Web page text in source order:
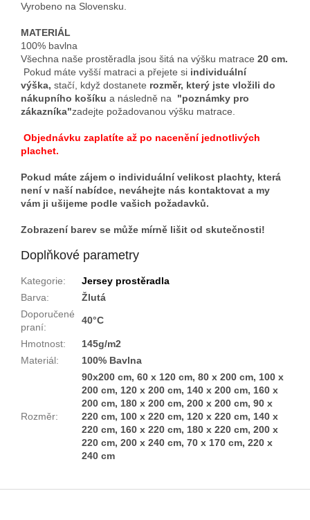
Vyrobeno na Slovensku.
MATERIÁL
100% bavlna
Všechna naše prostěradla jsou šitá na výšku matrace 20 cm.
Pokud máte vyšší matraci a přejete si individuální
výška, stačí, když dostanete rozměr, který jste vložili do
nákupního košíku a následně na "poznámky pro
zákazníka"zadejte požadovanou výšku matrace.
Objednávku zaplatíte až po nacenění jednotlivých
plachet.
Pokud máte zájem o individuální velikost plachty, která
není v naší nabídce, neváhejte nás kontaktovat a my
vám ji ušijeme podle vašich požadavků.
Zobrazení barev se může mírně lišit od skutečnosti!
Doplňkové parametry
Kategorie:
Jersey prostěradla
Barva:
Žlutá
Doporučené
praní:
40°C
Hmotnost:
145g/m2
Materiál: 100% Bavlna
Rozměr:
90x200 cm, 60 x 120 cm, 80 x 200 cm, 100 x
200 cm, 120 x 200 cm, 140 x 200 cm, 160 x
200 cm, 180 x 200 cm, 200 x 200 cm, 90 x
220 cm, 100 x 220 cm, 120 x 220 cm, 140 x
220 cm, 160 x 220 cm, 180 x 220 cm, 200 x
220 cm, 200 x 240 cm, 70 x 170 cm, 220 x
240 cm